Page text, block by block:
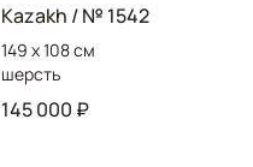
Kazakh / № 1542
149 x 108 см
шерсть
145 000 ₽